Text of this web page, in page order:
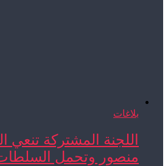
بلاغات
اللجنة المشتركة تنعي
منصور وتحمل السلطات ...